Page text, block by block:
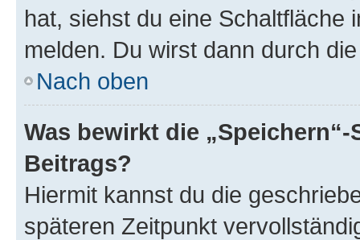
hat, siehst du eine Schaltfläche
melden. Du wirst dann durch
Nach oben
Was bewirkt die
Beitrags?
Hiermit kannst du die
späteren Zeitpunkt